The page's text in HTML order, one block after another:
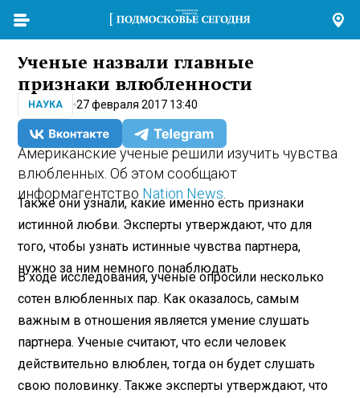
Ученые назвали главные
признаки влюбленности
НАУКА 27 февраля 2017 13:40
Американские ученые решили изучить чувства
влюбленных. Об этом сообщают
информагентство Nation News
Также они узнали, какие именно есть признаки
истинной любви. Эксперты утверждают, что для
того, чтобы узнать истинные чувства партнера,
нужно за ним немного понаблюдать.
В ходе исследования, ученые опросили несколько
сотен влюбленных пар. Как оказалось, самым
важным в отношения является умение слушать
партнера. Ученые считают, что если человек
действительно влюблен, тогда он будет слушать
свою половинку. Также эксперты утверждают, что